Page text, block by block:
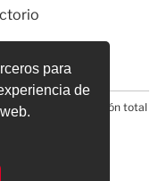
para
de
la reproducción total
electrónico*